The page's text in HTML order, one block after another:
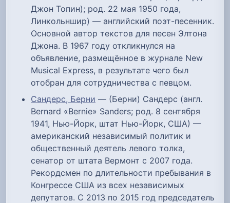
Джон Топин); род. 22 мая 1950 года,
Линкольншир) — английский поэт-песенник.
Основной автор текстов для песен Элтона
Джона. В 1967 году откликнулся на
объявление, размещённое в журнале New
Musical Express, в результате чего был
отобран для сотрудничества с певцом.
Сандерс, Берни — (Берни) Сандерс (англ.
Bernard «Bernie» Sanders; род. 8 сентября
1941, Нью-Йорк, штат Нью-Йорк, США) —
американский независимый политик и
общественный деятель левого толка,
сенатор от штата Вермонт с 2007 года.
Рекордсмен по длительности пребывания в
Конгрессе США из всех независимых
депутатов. С 2013 по 2015 год председатель